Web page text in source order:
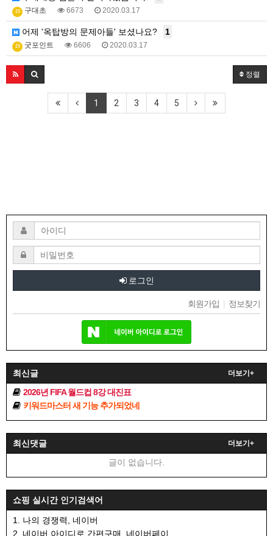
23 구대초 6673 2020.03.17
어제 '옥탑방의 문제아들' 보셨나요? 1
23 굿포인트 6606 2020.03.17
정렬
1 2 3 4 5
로그인
회원가입 | 정보찾기
최신글 더보기+
2026년 FIFA 월드컵 8강 대진표
키워드마스터 새 기능 추가되었네
최신댓글 더보기+
글이 없습니다.
쇼핑 실시간 인기검색어
1. 나의 경쟁력, 네이버
2. 네이버 아이디로 간편구매, 네이버페이